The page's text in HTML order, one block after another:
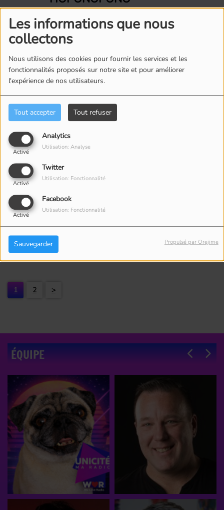
Les informations que nous
collectons
Nous utilisons des cookies pour fournir les services et les
fonctionnalités proposés sur notre site et pour améliorer
l'expérience de nos utilisateurs.
Tout accepter Tout refuser
Analytics
Activé
Utilisation: Analyse
Twitter
Activé
Utilisation: Fonctionnalité
Facebook
Activé
Utilisation: Fonctionnalité
Sauvegarder Propulsé par Orejime
LES SECRETS DU CERVEAU
HUMAIN #10 AVEC
ANNABELLE BOYER : LA
GLANDE PINÉALE
LES SECRETS DU CERVEAU
HUMAIN #9 AVEC ANNABELLE
BOYER : LA LOI D'ATTRACTION
HUMAIN #8 AVEC ANNABELLE
BOYER : L'EFFET PLACEBO
LES SECRETS DU CERVEAU
BOYER : DÉTECTION DES
MENSONGES
1 2 >
ÉQUIPE